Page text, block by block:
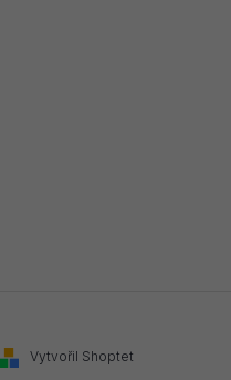
Vytvořil Shoptet